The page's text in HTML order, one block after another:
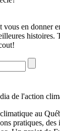
vous en donner
histoires.
au
pratiques,